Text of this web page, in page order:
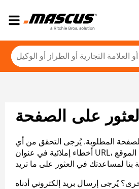
على الصفحة
المطلوبة. يُرجى التحقق من أي
أخطاء إملائية في عنوان URL، أو عرض خريطة الموقع
يُرجى إرسال بريد إلكتروني أدناه